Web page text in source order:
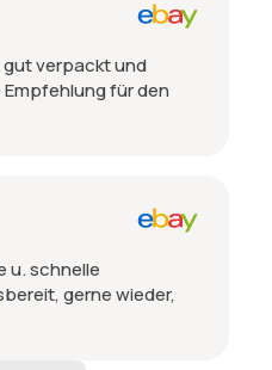
verpackt und
für den
u. schnelle
gerne wieder,